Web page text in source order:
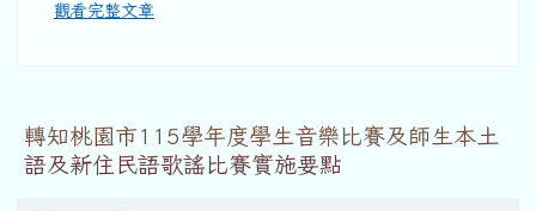
觀看完整文章
轉知桃園市115學年度學生音樂比賽及師生本土
語及新住民語歌謠比賽實施要點